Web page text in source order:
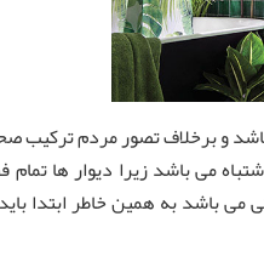
و برخلاف تصور مردم ترکیب
می باشد زیرا دیوار ها
می باشد به همین خاطر